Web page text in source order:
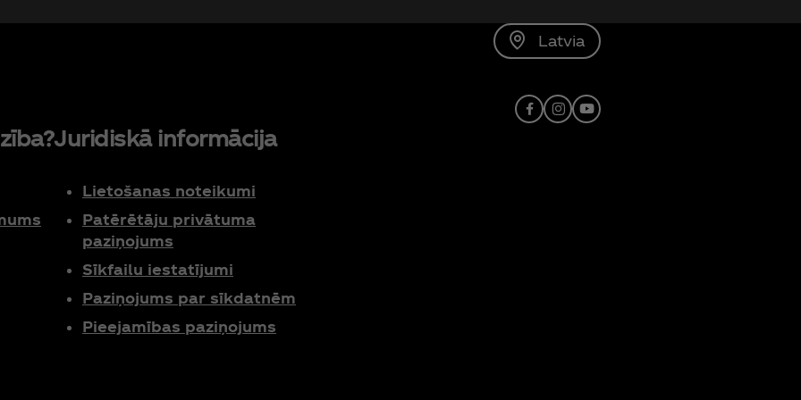
Latvia
Juridiskā informācija
Lietošanas noteikumi
Patērētāju privātuma
paziņojums
Sīkfailu iestatījumi
Paziņojums par sīkdatnēm
Pieejamības paziņojums
Facebook
Instagram
Youtube